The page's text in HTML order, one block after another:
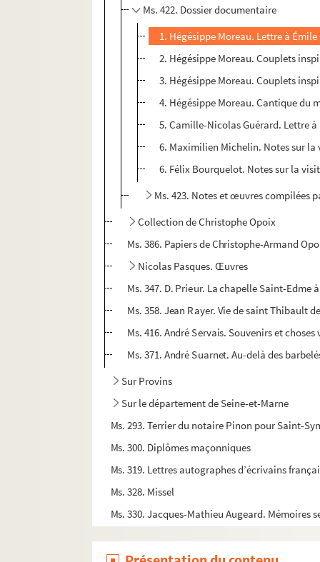
Ms. 422. Dossier documentaire
1. Hégésippe Moreau. Lettre à
2. Hégésippe Moreau. Couplets
3. Hégésippe Moreau. Couplets
4. Hégésippe Moreau. Cantique du
5. Camille-Nicolas Guérard. Lettre
6. Maximilien Michelin. Notes sur la
6. Félix Bourquelot. Notes sur la
Ms. 423. Notes et œuvres compilées
Collection de Christophe Opoix
Ms. 386. Papiers de Christophe-Armand
Nicolas Pasques. Œuvres
Ms. 347. D. Prieur. La chapelle Saint-Edme
Ms. 358. Jean Rayer. Vie de saint Thibault
Ms. 416. André Servais. Souvenirs et choses
Ms. 371. André Suarnet. Au-delà des
Sur Provins
Sur le département de Seine-et-Marne
Ms. 293. Terrier du notaire Pinon pour Saint-
Ms. 300. Diplômes maçonniques
Ms. 319. Lettres autographes d’écrivains
Ms. 328. Missel
Ms. 330. Jacques-Mathieu Augeard. Mémoires
Ms. 349. Sur l'Afrique du Nord